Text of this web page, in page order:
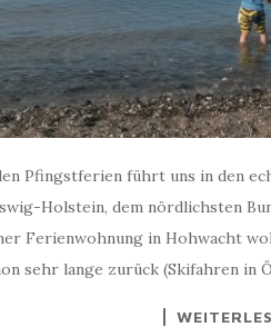
Pfingstferien führt uns in den
Holstein, dem nördlichsten
Ferienwohnung in Hohwacht
sehr lange zurück (Skifahren in